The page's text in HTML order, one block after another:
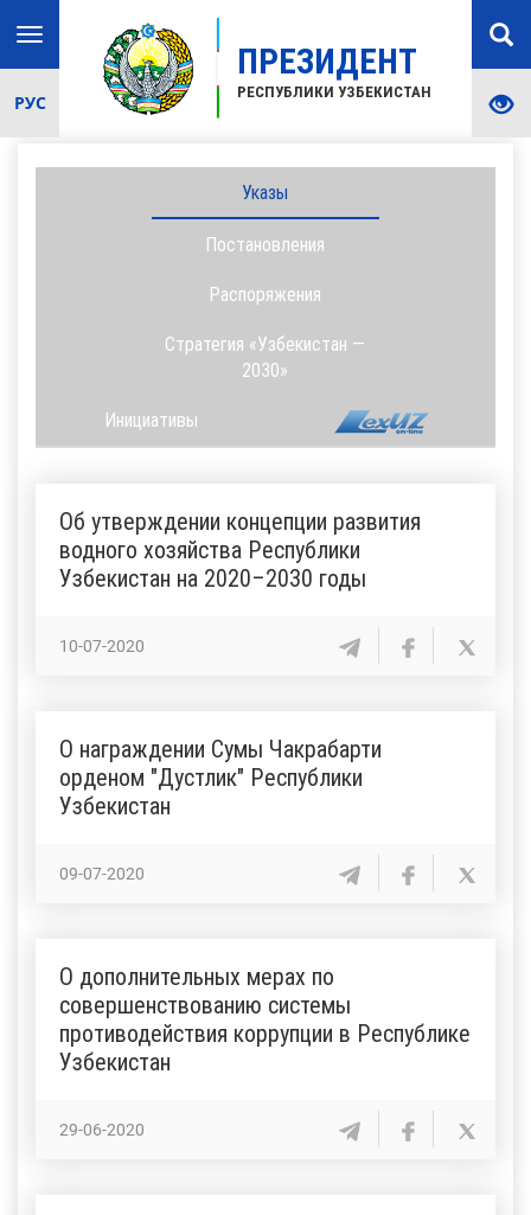
ПРЕЗИДЕНТ
РЕСПУБЛИКИ УЗБЕКИСТАН
Toggle
navigation
РУС
Указы
Постановления
Распоряжения
Стратегия «Узбекистан —
2030»
Инициативы
Об утверждении концепции развития
водного хозяйства Республики
Узбекистан на 2020–2030 годы
10-07-2020
О награждении Сумы Чакрабарти
орденом "Дустлик" Республики
Узбекистан
09-07-2020
О дополнительных мерах по
совершенствованию системы
противодействия коррупции в Республике
Узбекистан
29-06-2020